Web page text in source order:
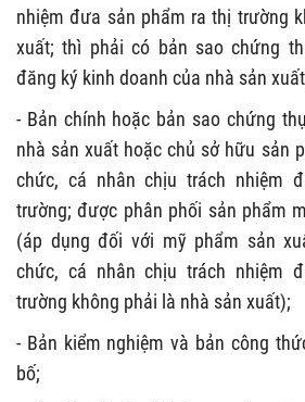
nhiệm đưa sản phẩm ra thị trường
xuất; thì phải có bản sao chứng
đăng ký kinh doanh của nhà sản
- Bản chính hoặc bản sao chứng
nhà sản xuất hoặc chủ sở hữu sản
chức, cá nhân chịu trách nhiệm
trường; được phân phối sản phẩm
(áp dụng đối với mỹ phẩm sản
chức, cá nhân chịu trách nhiệm
trường không phải là nhà sản xuất);
- Bản kiểm nghiệm và bản công
bố;